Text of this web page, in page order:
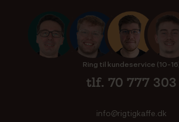
Ring til kundeservice (10-
tlf. 70 777 303
info@rigtigkaffe.dk